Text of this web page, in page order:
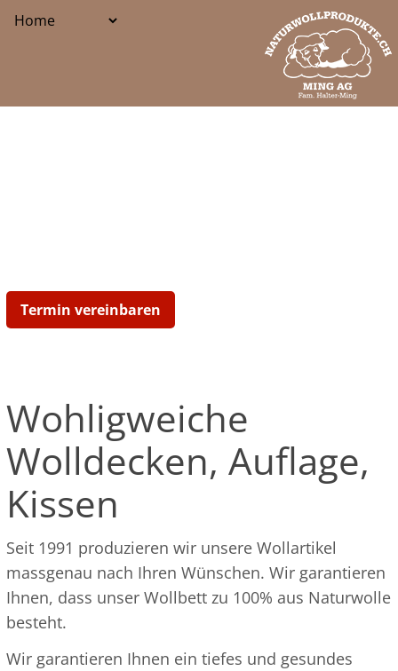
Termin vereinbaren
Wohligweiche
Wolldecken, Auflage,
Kissen
Seit 1991 produzieren wir unsere Wollartikel
massgenau nach Ihren Wünschen. Wir garantieren
Ihnen, dass unser Wollbett zu 100% aus Naturwolle
besteht.
Wir garantieren Ihnen ein tiefes und gesundes